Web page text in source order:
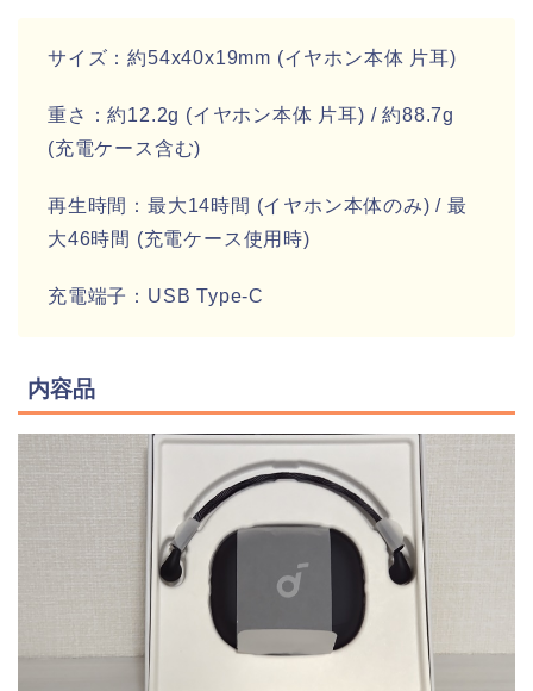
サイズ：約54x40x19mm (イヤホン本体 片耳)
重さ：約12.2g (イヤホン本体 片耳) / 約88.7g
(充電ケース含む)
再生時間：最大14時間 (イヤホン本体のみ) / 最
大46時間 (充電ケース使用時)
充電端子：USB Type-C
内容品